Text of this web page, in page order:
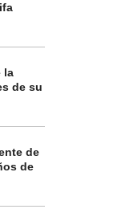
la
de su
de
de